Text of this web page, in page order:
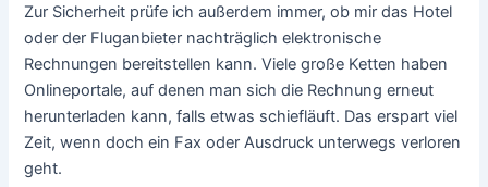
Zur Sicherheit prüfe ich außerdem immer, ob mir das Hotel
oder der Fluganbieter nachträglich elektronische
Rechnungen bereitstellen kann. Viele große Ketten haben
Onlineportale, auf denen man sich die Rechnung erneut
herunterladen kann, falls etwas schiefläuft. Das erspart viel
Zeit, wenn doch ein Fax oder Ausdruck unterwegs verloren
geht.